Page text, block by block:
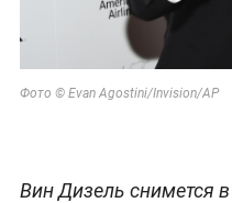
Фото © Evan Agostini/Invision/AP
Вин Дизель снимется